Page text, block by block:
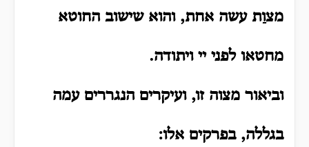
מצוַת עשה אחת, והוא שישוב החוטא
מחטאו לפני יי ויתודה.
וביאור מצוה זו, ועיקרים הנגררים עמה
בגללה, בפרקים אלו: